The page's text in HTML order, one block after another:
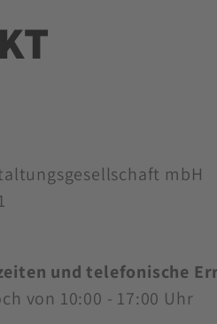
mbH
und telefonische
von 10:00 - 17:00 Uhr